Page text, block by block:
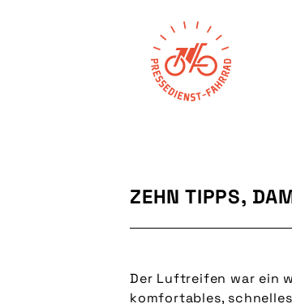
ZEHN TIPPS,
Der Luftreifen war ein
komfortables,